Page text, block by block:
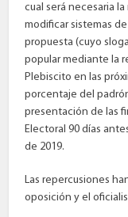
cual será necesaria
modificar sistemas
propuesta (cuyo
popular mediante la
Plebiscito en las
porcentaje del
presentación de las
Electoral 90 días
de 2019.
Las repercusiones
oposición y el